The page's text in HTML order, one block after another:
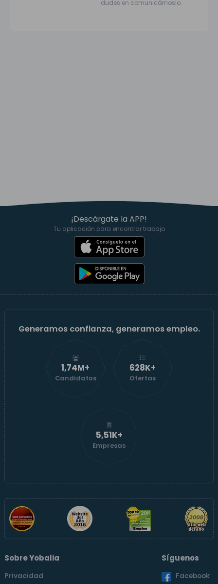
dudes en comunicárnoslo.
¡Descárgate la APP!
Tu aplicación para encontrar trabajo
Generamos confianza, generamos empleo.
1,74M+
Candidatos
629K+
Ofertas
5,52K+
Empresas
Sobre Yobalia
Privacidad
Síguenos
Facebook